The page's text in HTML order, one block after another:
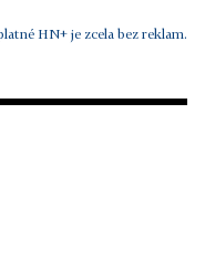
HN+ je zcela bez reklam.